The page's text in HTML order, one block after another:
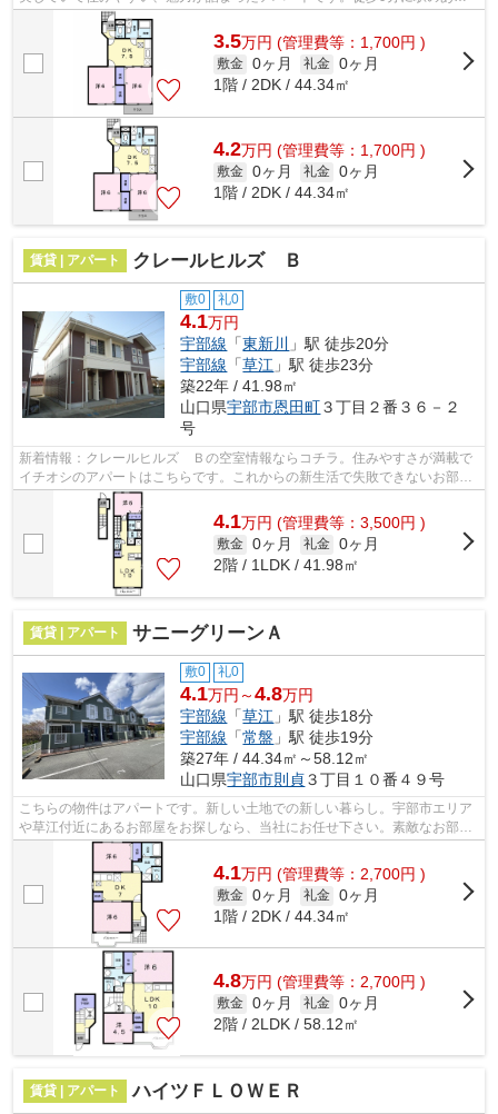
る、ニーズの高い物件です。新生活のスタ...
3.5万円 (管理費等：1,700円 )
敷金 0ヶ月 礼金 0ヶ月
1階 / 2DK / 44.34㎡
4.2万円 (管理費等：1,700円 )
敷金 0ヶ月 礼金 0ヶ月
1階 / 2DK / 44.34㎡
賃貸 | アパート クレールヒルズ Ｂ
敷0 礼0
4.1万円
宇部線 「東新川
」駅 徒歩20分
宇部線 「草江 」駅 徒歩23分
築22年 / 41.98㎡
山口県宇部市恩田町３丁目２番３６－２
号
新着情報：クレールヒルズ Ｂの空室情報ならコチラ。住みやすさが満載で
イチオシのアパートはこちらです。これからの新生活で失敗できないお部屋
探し。宇部市や東新川付近でお探しな...
4.1万円 (管理費等：3,500円 )
敷金 0ヶ月 礼金 0ヶ月
2階 / 1LDK / 41.98㎡
賃貸 | アパート サニーグリーンＡ
敷0 礼0
4.1万円～4.8万円
宇部線 「草江 」駅 徒歩18分
宇部線 「常盤 」駅 徒歩19分
築27年 / 44.34㎡～58.12㎡
山口県宇部市則貞３丁目１０番４９号
こちらの物件はアパートです。新しい土地での新しい暮らし。宇部市エリア
や草江付近にあるお部屋をお探しなら、当社にお任せ下さい。素敵なお部屋
をご紹介いたします。
4.1万円 (管理費等：2,700円 )
敷金 0ヶ月 礼金 0ヶ月
1階 / 2DK / 44.34㎡
4.8万円 (管理費等：2,700円 )
敷金 0ヶ月 礼金 0ヶ月
2階 / 2LDK / 58.12㎡
賃貸 | アパート ハイツＦＬＯＷＥＲ